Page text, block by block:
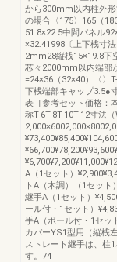
から300mm以内柱外形
の場合〈175〉165（
51.8×22.5中間パネル
×32.41998〔上下桟寸
2mm28縦桟15×19.8下
芯々2000mm以内端部
=24×36（32×40）〈〉
下桟端部キャップ3.5●
表［参考セット価格：
称T-6T-8T-10T-12寸法（
A（1セット）
トA（木調）（1セット
継手A（1セット）
ール付・1セット）
手A（ポール付・1セッ
カバーYS1型用（縦桟
ストレート継手は、柱
す。74